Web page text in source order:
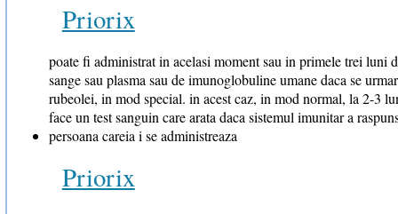
Priorix
poate fi administrat in acelasi moment sau in primele trei luni
sange sau plasma sau de imunoglobuline umane daca se
rubeolei, in mod special. in acest caz, in mod normal, la 2-3
face un test sanguin care arata daca sistemul imunitar a
persoana careia i se administreaza
Priorix